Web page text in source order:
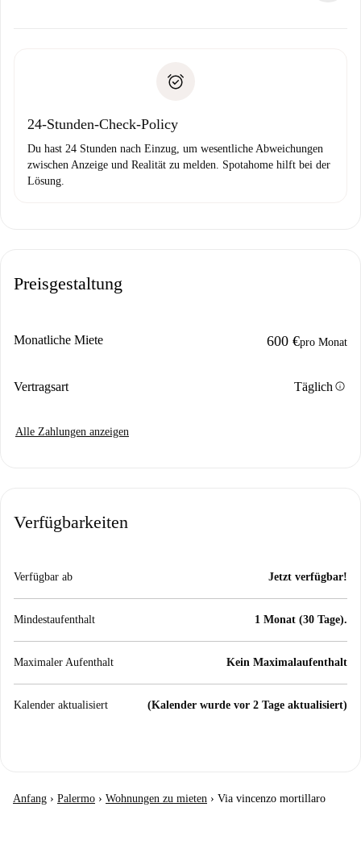
24-Stunden-Check-Policy
Du hast 24 Stunden nach Einzug, um wesentliche Abweichungen
zwischen Anzeige und Realität zu melden. Spotahome hilft bei der
Lösung.
Preisgestaltung
Monatliche Miete 600 €pro Monat
Vertragsart Täglich info
Alle Zahlungen anzeigen
Verfügbarkeiten
Verfügbar ab Jetzt verfügbar!
Mindestaufenthalt 1 Monat (30 Tage).
Maximaler Aufenthalt Kein Maximalaufenthalt
Kalender aktualisiert (Kalender wurde vor 2 Tage aktualisiert)
Anfang › Palermo › Wohnungen zu mieten › Via vincenzo mortillaro